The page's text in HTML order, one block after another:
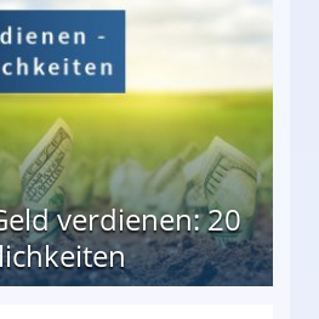
verdienen: 20